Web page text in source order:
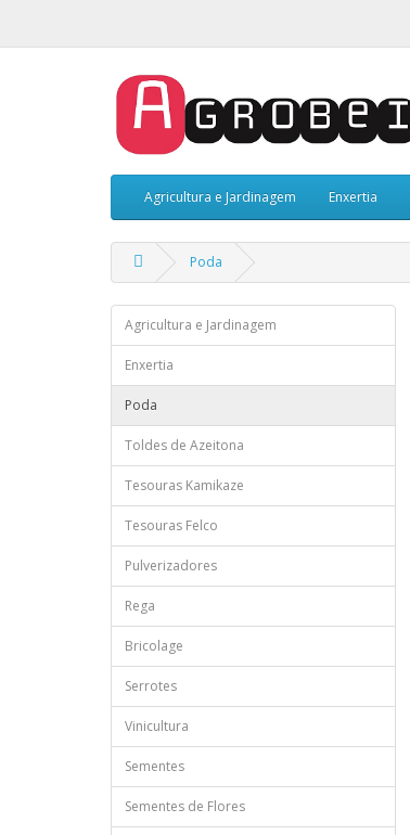
Agricultura e Jardinagem Enxertia
Poda
Agricultura e Jardinagem
Enxertia
Poda
Toldes de Azeitona
Tesouras Kamikaze
Tesouras Felco
Pulverizadores
Rega
Bricolage
Serrotes
Vinicultura
Sementes
Sementes de Flores